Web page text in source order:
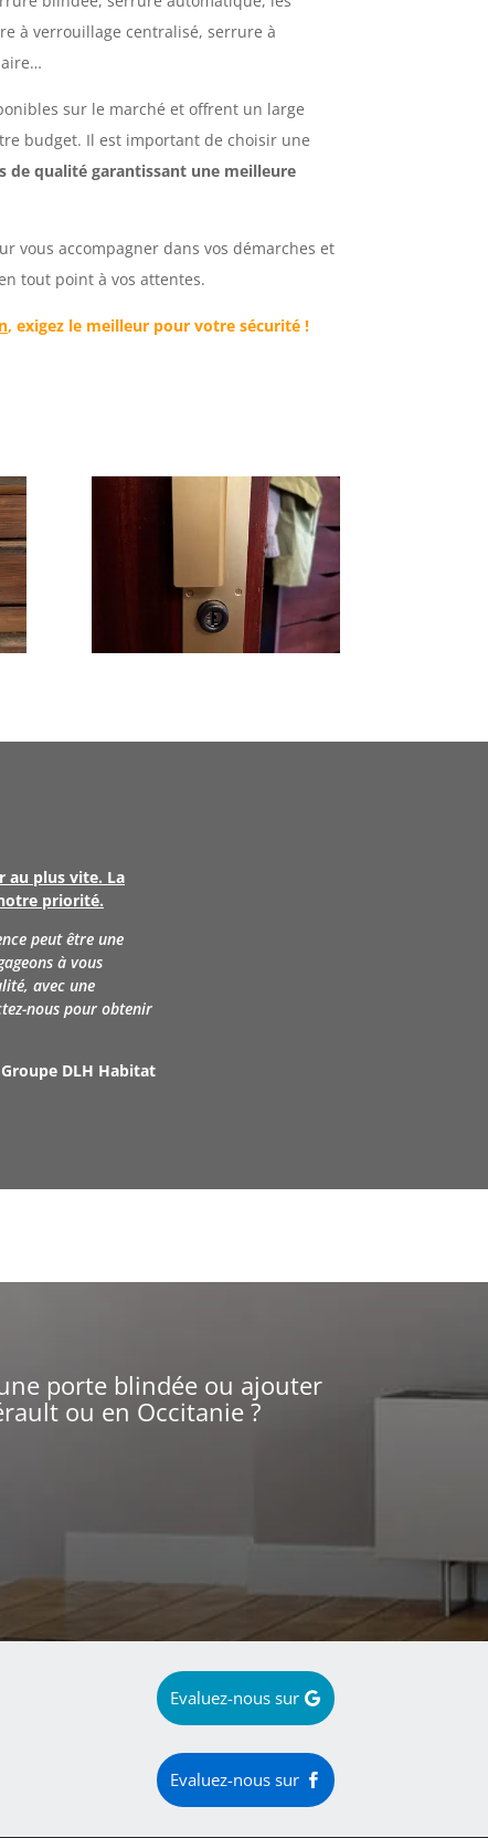
à verrouillage centralisé, serrure à
sur le marché et offrent un large
budget. Il est important de choisir une
de qualité garantissant une meilleure
vous accompagner dans vos démarches et
tout point à vos attentes.
, exigez le meilleur pour votre sécurité !
plus vite. La
priorité.
peut être une
à vous
avec une
nous pour obtenir
DLH Habitat
porte blindée ou ajouter
ou en Occitanie ?
Evaluez-nous sur
Evaluez-nous sur